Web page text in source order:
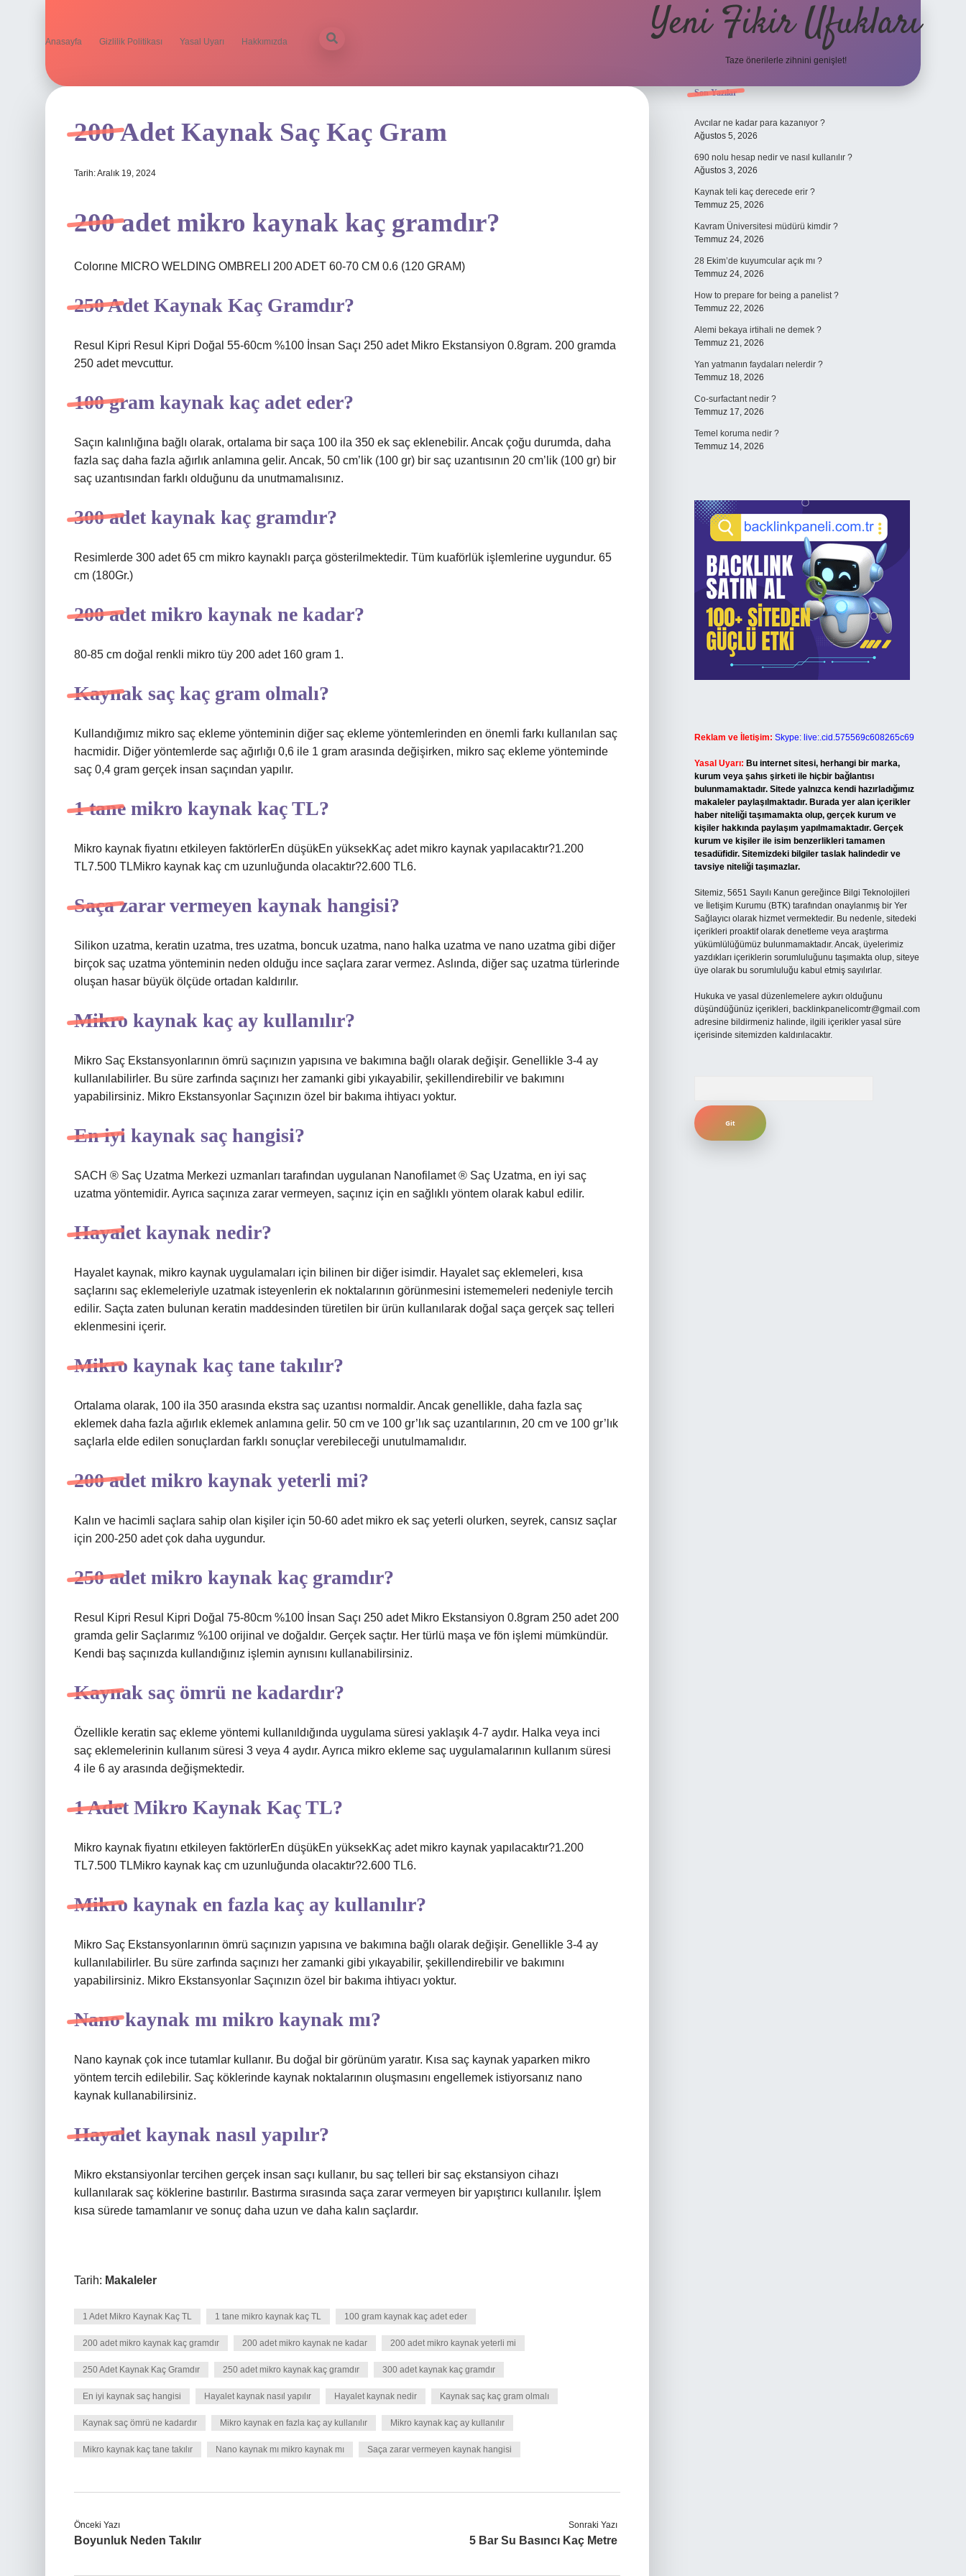
Anasayfa Gizlilik Politikası Yasal Uyarı Hakkımızda Yeni Fikir Ufukları
Taze önerilerle zihnini genişlet!
200 Adet Kaynak Saç Kaç Gram
Tarih: Aralık 19, 2024
200 adet mikro kaynak kaç gramdır?
Colorıne MICRO WELDING OMBRELI 200 ADET 60-70 CM 0.6 (120 GRAM)
250 Adet Kaynak Kaç Gramdır?
Resul Kipri ​​​​​​​​Resul Kipri ​​​​​​​​Doğal 55-60cm %100 İnsan Saçı 250 adet Mikro Ekstansiyon 0.8gram. 200 gramda
250 adet mevcuttur.
100 gram kaynak kaç adet eder?
Saçın kalınlığına bağlı olarak, ortalama bir saça 100 ila 350 ek saç eklenebilir. Ancak çoğu durumda, daha
fazla saç daha fazla ağırlık anlamına gelir. Ancak, 50 cm’lik (100 gr) bir saç uzantısının 20 cm’lik (100 gr) bir
saç uzantısından farklı olduğunu da unutmamalısınız.
300 adet kaynak kaç gramdır?
Resimlerde 300 adet 65 cm mikro kaynaklı parça gösterilmektedir. Tüm kuaförlük işlemlerine uygundur. 65
cm (180Gr.)
200 adet mikro kaynak ne kadar?
80-85 cm doğal renkli mikro tüy 200 adet 160 gram 1.
Kaynak saç kaç gram olmalı?
Kullandığımız mikro saç ekleme yönteminin diğer saç ekleme yöntemlerinden en önemli farkı kullanılan saç
hacmidir. Diğer yöntemlerde saç ağırlığı 0,6 ile 1 gram arasında değişirken, mikro saç ekleme yönteminde
saç 0,4 gram gerçek insan saçından yapılır.
1 tane mikro kaynak kaç TL?
Mikro kaynak fiyatını etkileyen faktörlerEn düşükEn yüksekKaç adet mikro kaynak yapılacaktır?1.200
TL7.500 TLMikro kaynak kaç cm uzunluğunda olacaktır?2.600 TL6.
Saça zarar vermeyen kaynak hangisi?
Silikon uzatma, keratin uzatma, tres uzatma, boncuk uzatma, nano halka uzatma ve nano uzatma gibi diğer
birçok saç uzatma yönteminin neden olduğu ince saçlara zarar vermez. Aslında, diğer saç uzatma türlerinde
oluşan hasar büyük ölçüde ortadan kaldırılır.
Mikro kaynak kaç ay kullanılır?
Mikro Saç Ekstansyonlarının ömrü saçınızın yapısına ve bakımına bağlı olarak değişir. Genellikle 3-4 ay
kullanılabilirler. Bu süre zarfında saçınızı her zamanki gibi yıkayabilir, şekillendirebilir ve bakımını
yapabilirsiniz. Mikro Ekstansyonlar Saçınızın özel bir bakıma ihtiyacı yoktur.
En iyi kaynak saç hangisi?
SACH ® Saç Uzatma Merkezi uzmanları tarafından uygulanan Nanofilamet ® Saç Uzatma, en iyi saç
uzatma yöntemidir. Ayrıca saçınıza zarar vermeyen, saçınız için en sağlıklı yöntem olarak kabul edilir.
Hayalet kaynak nedir?
Hayalet kaynak, mikro kaynak uygulamaları için bilinen bir diğer isimdir. Hayalet saç eklemeleri, kısa
saçlarını saç eklemeleriyle uzatmak isteyenlerin ek noktalarının görünmesini istememeleri nedeniyle tercih
edilir. Saçta zaten bulunan keratin maddesinden türetilen bir ürün kullanılarak doğal saça gerçek saç telleri
eklenmesini içerir.
Mikro kaynak kaç tane takılır?
Ortalama olarak, 100 ila 350 arasında ekstra saç uzantısı normaldir. Ancak genellikle, daha fazla saç
eklemek daha fazla ağırlık eklemek anlamına gelir. 50 cm ve 100 gr’lık saç uzantılarının, 20 cm ve 100 gr’lık
saçlarla elde edilen sonuçlardan farklı sonuçlar verebileceği unutulmamalıdır.
200 adet mikro kaynak yeterli mi?
Kalın ve hacimli saçlara sahip olan kişiler için 50-60 adet mikro ek saç yeterli olurken, seyrek, cansız saçlar
için 200-250 adet çok daha uygundur.
250 adet mikro kaynak kaç gramdır?
Resul Kipri ​​​​​​​​Resul Kipri ​​​​​​​​Doğal 75-80cm %100 İnsan Saçı 250 adet Mikro Ekstansiyon 0.8gram 250 adet 200
gramda gelir Saçlarımız %100 orijinal ve doğaldır. Gerçek saçtır. Her türlü maşa ve fön işlemi mümkündür.
Kendi baş saçınızda kullandığınız işlemin aynısını kullanabilirsiniz.
Kaynak saç ömrü ne kadardır?
Özellikle keratin saç ekleme yöntemi kullanıldığında uygulama süresi yaklaşık 4-7 aydır. Halka veya inci
saç eklemelerinin kullanım süresi 3 veya 4 aydır. Ayrıca mikro ekleme saç uygulamalarının kullanım süresi
4 ile 6 ay arasında değişmektedir.
1 Adet Mikro Kaynak Kaç TL?
Mikro kaynak fiyatını etkileyen faktörlerEn düşükEn yüksekKaç adet mikro kaynak yapılacaktır?1.200
TL7.500 TLMikro kaynak kaç cm uzunluğunda olacaktır?2.600 TL6.
Mikro kaynak en fazla kaç ay kullanılır?
Mikro Saç Ekstansyonlarının ömrü saçınızın yapısına ve bakımına bağlı olarak değişir. Genellikle 3-4 ay
kullanılabilirler. Bu süre zarfında saçınızı her zamanki gibi yıkayabilir, şekillendirebilir ve bakımını
yapabilirsiniz. Mikro Ekstansyonlar Saçınızın özel bir bakıma ihtiyacı yoktur.
Nano kaynak mı mikro kaynak mı?
Nano kaynak çok ince tutamlar kullanır. Bu doğal bir görünüm yaratır. Kısa saç kaynak yaparken mikro
yöntem tercih edilebilir. Saç köklerinde kaynak noktalarının oluşmasını engellemek istiyorsanız nano
kaynak kullanabilirsiniz.
Hayalet kaynak nasıl yapılır?
Mikro ekstansiyonlar tercihen gerçek insan saçı kullanır, bu saç telleri bir saç ekstansiyon cihazı
kullanılarak saç köklerine bastırılır. Bastırma sırasında saça zarar vermeyen bir yapıştırıcı kullanılır. İşlem
kısa sürede tamamlanır ve sonuç daha uzun ve daha kalın saçlardır.
Tarih: Makaleler
1 Adet Mikro Kaynak Kaç TL 1 tane mikro kaynak kaç TL 100 gram kaynak kaç adet eder
200 adet mikro kaynak kaç gramdır 200 adet mikro kaynak ne kadar 200 adet mikro kaynak yeterli mi
250 Adet Kaynak Kaç Gramdır 250 adet mikro kaynak kaç gramdır 300 adet kaynak kaç gramdır
En iyi kaynak saç hangisi Hayalet kaynak nasıl yapılır Hayalet kaynak nedir Kaynak saç kaç gram olmalı
Kaynak saç ömrü ne kadardır Mikro kaynak en fazla kaç ay kullanılır Mikro kaynak kaç ay kullanılır
Mikro kaynak kaç tane takılır Nano kaynak mı mikro kaynak mı Saça zarar vermeyen kaynak hangisi
Önceki Yazı
Boyunluk Neden Takılır
Sonraki Yazı
5 Bar Su Basıncı Kaç Metre
Sidebar
Son Yazılar
Avcılar ne kadar para kazanıyor ?
Ağustos 5, 2026
690 nolu hesap nedir ve nasıl kullanılır ?
Ağustos 3, 2026
Kaynak teli kaç derecede erir ?
Temmuz 25, 2026
Kavram Üniversitesi müdürü kimdir ?
Temmuz 24, 2026
28 Ekim’de kuyumcular açık mı ?
Temmuz 24, 2026
How to prepare for being a panelist ?
Temmuz 22, 2026
Alemi bekaya irtihali ne demek ?
Temmuz 21, 2026
Yan yatmanın faydaları nelerdir ?
Temmuz 18, 2026
Co-surfactant nedir ?
Temmuz 17, 2026
Temel koruma nedir ?
Temmuz 14, 2026
Reklam ve İletişim: Skype: live:.cid.575569c608265c69
Yasal Uyarı: Bu internet sitesi, herhangi bir marka,
kurum veya şahıs şirketi ile hiçbir bağlantısı
bulunmamaktadır. Sitede yalnızca kendi hazırladığımız
makaleler paylaşılmaktadır. Burada yer alan içerikler
haber niteliği taşımamakta olup, gerçek kurum ve
kişiler hakkında paylaşım yapılmamaktadır. Gerçek
kurum ve kişiler ile isim benzerlikleri tamamen
tesadüfidir. Sitemizdeki bilgiler taslak halindedir ve
tavsiye niteliği taşımazlar.
Sitemiz, 5651 Sayılı Kanun gereğince Bilgi Teknolojileri
ve İletişim Kurumu (BTK) tarafından onaylanmış bir Yer
Sağlayıcı olarak hizmet vermektedir. Bu nedenle, sitedeki
içerikleri proaktif olarak denetleme veya araştırma
yükümlülüğümüz bulunmamaktadır. Ancak, üyelerimiz
yazdıkları içeriklerin sorumluluğunu taşımakta olup, siteye
üye olarak bu sorumluluğu kabul etmiş sayılırlar.
Hukuka ve yasal düzenlemelere aykırı olduğunu
düşündüğünüz içerikleri, backlinkpanelicomtr@gmail.com
adresine bildirmeniz halinde, ilgili içerikler yasal süre
içerisinde sitemizden kaldırılacaktır.